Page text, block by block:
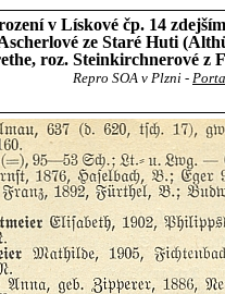
v Lískové čp. 14
ze Staré Huti
roz. Steinkirchnerové z
Repro SOA v Plzni -